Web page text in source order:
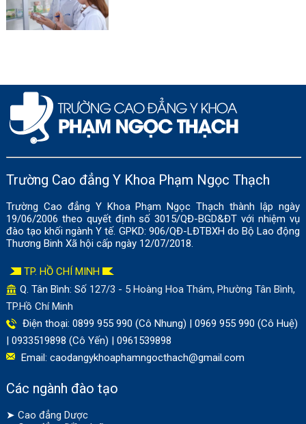
Trường Cao đẳng Y Khoa Phạm Ngọc Thạch
Trường Cao đẳng Y Khoa Phạm Ngọc Thạch thành lập ngày
19/06/2006 theo quyết định số 3015/QĐ-BGD&ĐT với nhiệm vụ
đào tạo khối ngành Y tế. GPKD: 906/QĐ-LĐTBXH do Bộ Lao động
Thương Binh Xã hội cấp ngày 12/07/2018.
TP. HỒ CHÍ MINH
Q. Tân Bình: Số 127/3 - 5 Hoàng Hoa Thám, Phường Tân Bình,
TP.Hồ Chí Minh
Điện thoại: 0899 955 990 (Cô Nhung) | 0969 955 990 (Cô Huệ)
| 0933519898 (Cô Yến) | 0961539898
Email: caodangykhoaphamngocthach@gmail.com
Các ngành đào tạo
➤ Cao đẳng Dược